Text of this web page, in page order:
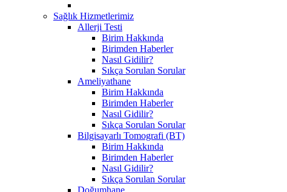
Sağlık Hizmetlerimiz
Allerji Testi
Birim Hakkında
Birimden Haberler
Nasıl Gidilir?
Sıkça Sorulan Sorular
Ameliyathane
Birim Hakkında
Birimden Haberler
Nasıl Gidilir?
Sıkça Sorulan Sorular
Bilgisayarlı Tomografi (BT)
Birim Hakkında
Birimden Haberler
Nasıl Gidilir?
Sıkça Sorulan Sorular
Doğumhane